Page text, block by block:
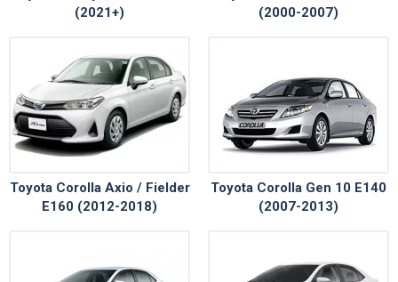
(2021+)
(2000-2007)
Toyota Corolla Axio / Fielder
E160 (2012-2018)
Toyota Corolla Gen 10 E140
(2007-2013)